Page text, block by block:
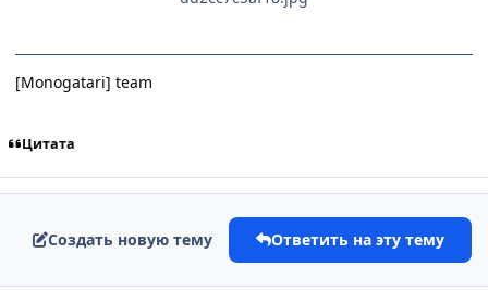
[Monogatari] team
Цитата
Создать новую тему Ответить на эту тему